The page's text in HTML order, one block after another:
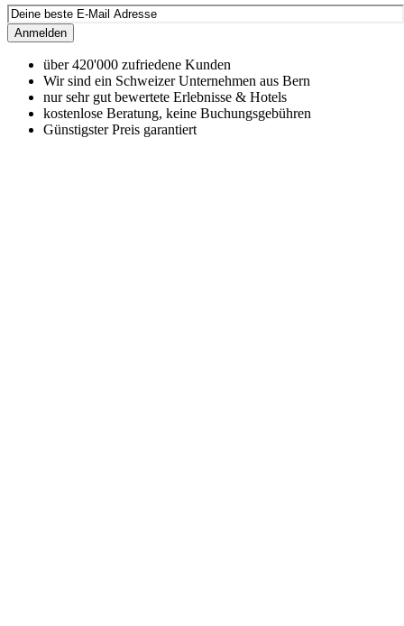
Anmelden
über 420'000 zufriedene Kunden
Wir sind ein Schweizer Unternehmen aus Bern
nur sehr gut bewertete Erlebnisse & Hotels
kostenlose Beratung, keine Buchungsgebühren
Günstigster Preis garantiert